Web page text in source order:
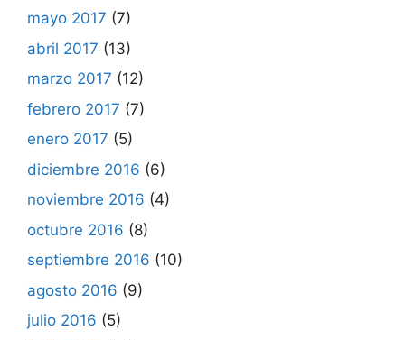
mayo 2017 (7)
abril 2017 (13)
marzo 2017 (12)
febrero 2017 (7)
enero 2017 (5)
diciembre 2016 (6)
noviembre 2016 (4)
octubre 2016 (8)
septiembre 2016 (10)
agosto 2016 (9)
julio 2016 (5)